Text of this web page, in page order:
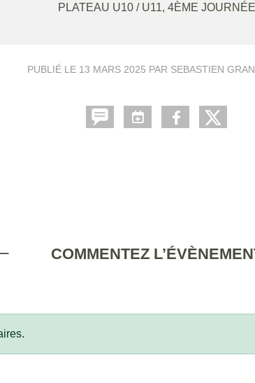
PLATEAU U10 / U11, 4ÈME JOURNÉE
PUBLIÉ LE 13 MARS 2025 PAR SEBASTIEN
COMMENTEZ